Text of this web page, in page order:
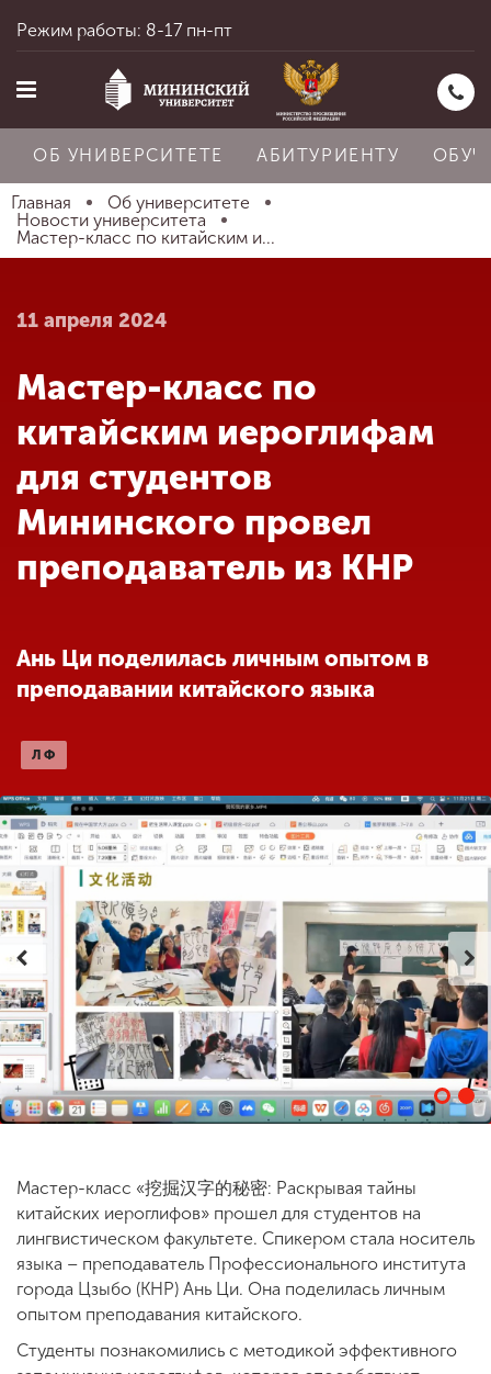
Главная
Абитуриенту
Обучение
Наука
Международная
деятельность
Студенческая жизнь
Сведения об
образовательной
организации
ENG SPN CHI
комиссия
+7 (831) 262-26-20
Режим работы: 8-17 пн-пт
ОБ УНИВЕРСИТЕТЕ АБИТУРИЕНТУ
Главная
Об университете
Новости университета
Мастер-класс по китайским и...
11 апреля 2024
Мастер-класс по
китайским иероглифам
для студентов
Мининского провел
преподаватель из КНР
Ань Ци поделилась личным опытом в
преподавании китайского языка
ЛФ
Мастер-класс «挖掘汉字的秘密: Раскрывая тайны
китайских иероглифов» прошел для студентов на
лингвистическом факультете. Спикером стала носитель
языка – преподаватель Профессионального института
города Цзыбо (КНР) Ань Ци. Она поделилась личным
опытом преподавания китайского.
Студенты познакомились с методикой эффективного